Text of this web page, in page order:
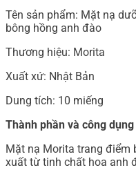
Tên sản phẩm: Mặt nạ
bông hồng anh đào
Thương hiệu: Morita
Xuất xứ: Nhật Bản
Dung tích: 10 miếng
Thành phần và công dụng
Mặt nạ Morita trang điểm
xuất từ tinh chất hoa anh